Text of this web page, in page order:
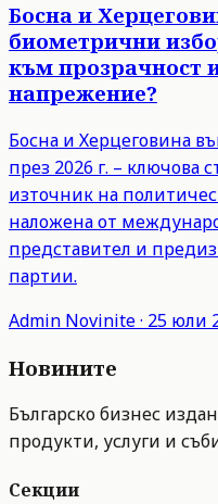
Босна и
биометрични
към прозрачност
напрежение?
Босна и Херцеговина
през 2026 г. – ключова
източник на
наложена от
представител и
партии.
Admin Novinite· 25 юли
Новините
Българско бизнес
продукти, услуги и
Секции